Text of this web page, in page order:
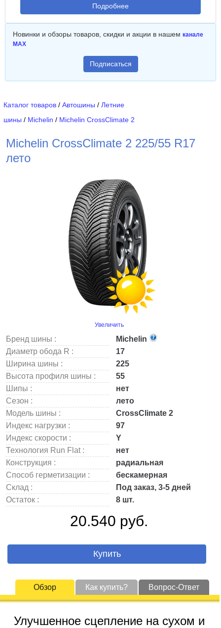
Подробнее
Новинки и обзоры товаров, скидки и акции в нашем канале
MAX
Подписаться
Каталог товаров / Автошины / Летние
шины / Michelin / Michelin CrossClimate 2
Michelin CrossClimate 2 225/55 R17
лето
Увеличить
Бренд шины :
Michelin
Диаметр обода R :
17
Ширина шины :
225
Высота профиля шины :
55
Шипы :
нет
Сезон :
лето
Модель шины :
CrossClimate 2
Индекс нагрузки :
97
Индекс скорости :
Y
Технология Run Flat :
нет
Конструкция :
радиальная
Способ герметизации :
бескамерная
Склад :
Под заказ, 3-5 дней
Остаток :
8 шт.
20.540 руб.
Купить
Обзор Как купить? Вопрос-Ответ
Улучшенное сцепление на сухом и